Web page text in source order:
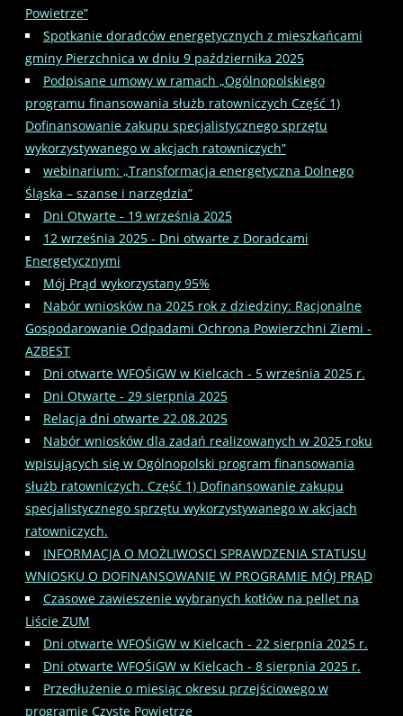
Powietrze”
Spotkanie doradców energetycznych z mieszkańcami
gminy Pierzchnica w dniu 9 października 2025
Podpisane umowy w ramach „Ogólnopolskiego
programu finansowania służb ratowniczych Część 1)
Dofinansowanie zakupu specjalistycznego sprzętu
wykorzystywanego w akcjach ratowniczych”
webinarium: „Transformacja energetyczna Dolnego
Śląska – szanse i narzędzia”
Dni Otwarte - 19 września 2025
12 września 2025 - Dni otwarte z Doradcami
Energetycznymi
Mój Prąd wykorzystany 95%
Nabór wniosków na 2025 rok z dziedziny: Racjonalne
Gospodarowanie Odpadami Ochrona Powierzchni Ziemi -
AZBEST
Dni otwarte WFOŚiGW w Kielcach - 5 września 2025 r.
Dni Otwarte - 29 sierpnia 2025
Relacja dni otwarte 22.08.2025
Nabór wniosków dla zadań realizowanych w 2025 roku
wpisujących się w Ogólnopolski program finansowania
służb ratowniczych. Część 1) Dofinansowanie zakupu
specjalistycznego sprzętu wykorzystywanego w akcjach
ratowniczych.
INFORMACJA O MOŻLIWOSCI SPRAWDZENIA STATUSU
WNIOSKU O DOFINANSOWANIE W PROGRAMIE MÓJ PRĄD
Czasowe zawieszenie wybranych kotłów na pellet na
Liście ZUM
Dni otwarte WFOŚiGW w Kielcach - 22 sierpnia 2025 r.
Dni otwarte WFOŚiGW w Kielcach - 8 sierpnia 2025 r.
Przedłużenie o miesiąc okresu przejściowego w
programie Czyste Powietrze